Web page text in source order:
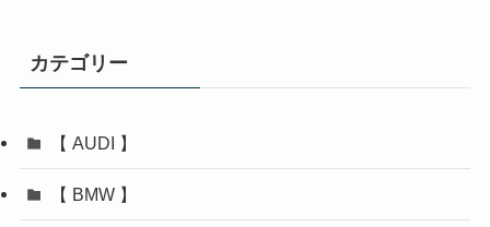
カテゴリー
【 AUDI 】
【 BMW 】